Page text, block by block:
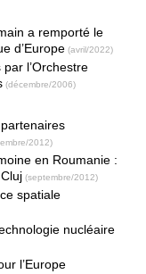
a remporté le
d’Europe (avril/2022)
l’Orchestre
(décembre/2006)
partenaires
2012)
en Roumanie :
(septembre/2012)
spatiale
nucléaire
l’Europe